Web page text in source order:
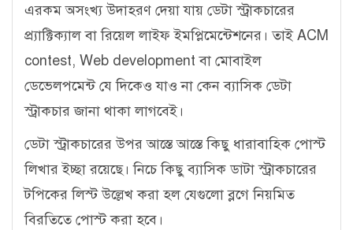
এরকম অসংখ্য উদাহরণ দেয়া যায় ডেটা স্ট্রাকচারের
প্র্যাক্টিক্যাল বা রিয়েল লাইফ ইমপ্লিমেন্টেশনের। তাই ACM
contest, Web development বা মোবাইল
ডেভেলপমেন্ট যে দিকেও যাও না কেন ব্যাসিক ডেটা
স্ট্রাকচার জানা থাকা লাগবেই।
ডেটা স্ট্রাকচারের উপর আস্তে আস্তে কিছু ধারাবাহিক পোস্ট
লিখার ইচ্ছা রয়েছে। নিচে কিছু ব্যাসিক ডাটা স্ট্রাকচারের
টপিকের লিস্ট উল্লেখ করা হল যেগুলো ব্লগে নিয়মিত
বিরতিতে পোস্ট করা হবে।